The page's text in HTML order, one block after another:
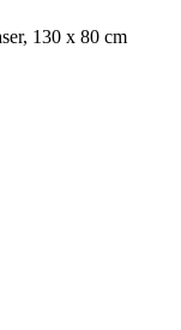
130 x 80 cm